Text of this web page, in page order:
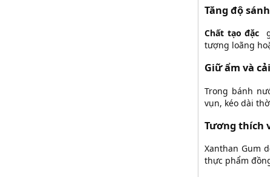
Tăng độ
Chất tạo đặc
tượng loãng
Giữ ẩm và
Trong bánh
vụn, kéo dài
Tương thích
Xanthan Gum
thực phẩm